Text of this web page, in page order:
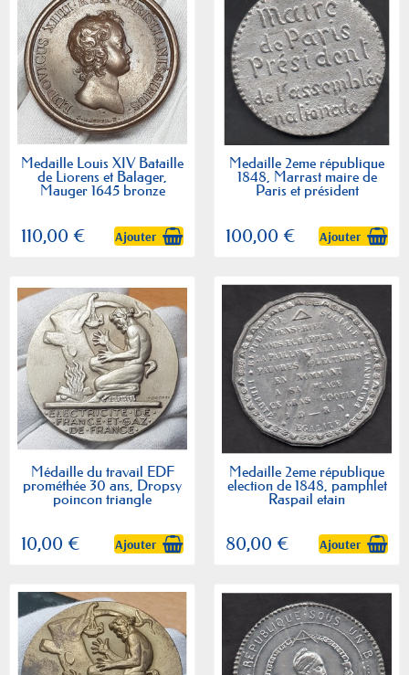
Medaille Louis XIV Bataille
de Liorens et Balager,
Mauger 1645 bronze
110,00 € Ajouter
Medaille 2eme république
1848, Marrast maire de
Paris et président
100,00 € Ajouter
Médaille du travail EDF
prométhée 30 ans, Dropsy
poincon triangle
10,00 € Ajouter
Medaille 2eme république
election de 1848, pamphlet
Raspail etain
80,00 € Ajouter